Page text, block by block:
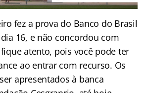
fez a prova do Banco do Brasil
16, e não concordou com
atento, pois você pode ter
ao entrar com recurso. Os
apresentados à banca